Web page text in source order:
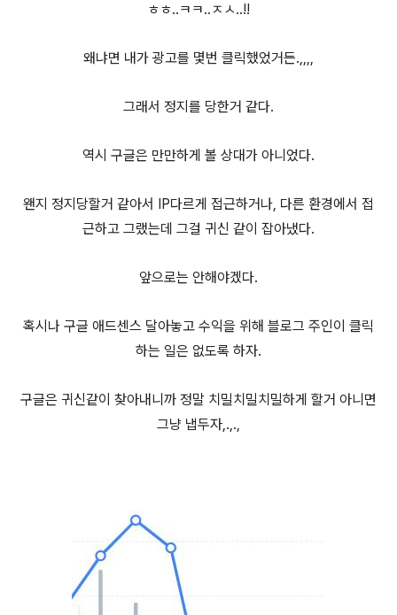
ㅎㅎ..ㅋㅋ..ㅈㅅ..!!
왜냐면 내가 광고를 몇번 클릭했었거든.,,,,
그래서 정지를 당한거 같다.
역시 구글은 만만하게 볼 상대가 아니었다.
왠지 정지당할거 같아서 IP다르게 접근하거나, 다른 환경에서 접
근하고 그랬는데 그걸 귀신 같이 잡아냈다.
앞으로는 안해야겠다.
혹시나 구글 애드센스 달아놓고 수익을 위해 블로그 주인이 클릭
하는 일은 없도록 하자.
구글은 귀신같이 찾아내니까 정말 치밀치밀치밀하게 할거 아니면
그냥 냅두자,.,.,